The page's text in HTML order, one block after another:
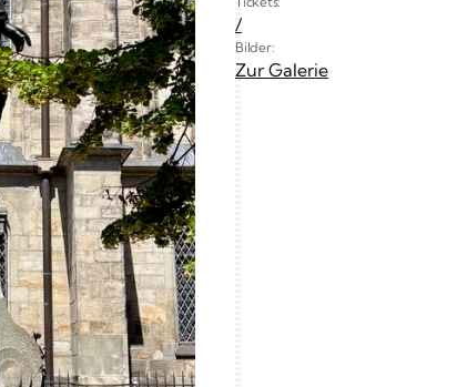
/
Bilder:
Zur Galerie